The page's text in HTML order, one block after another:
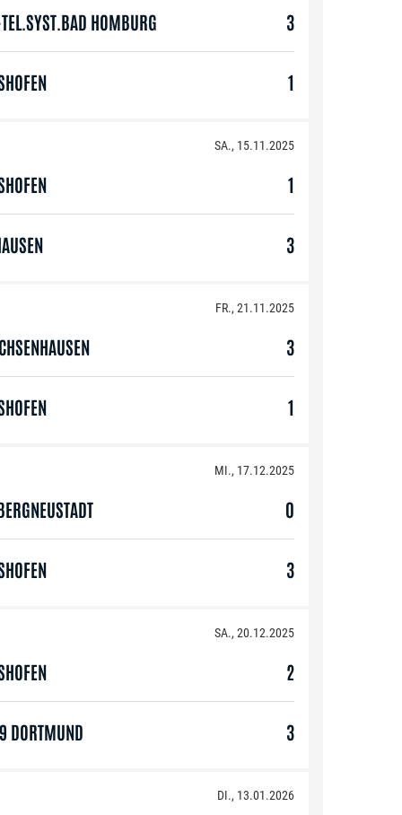
HOMBURG 3
1
SA., 15.11.2025
1
3
FR., 21.11.2025
3
1
MI., 17.12.2025
0
3
SA., 20.12.2025
2
DORTMUND 3
DI., 13.01.2026